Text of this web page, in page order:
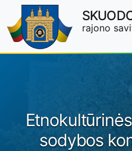
Skip to main content
rajono
sodybos